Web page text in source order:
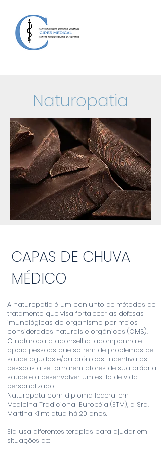
Naturopatia
CAPAS DE CHUVA
MÉDICO
A naturopatia é um conjunto de métodos de
tratamento que visa fortalecer as defesas
imunológicas do organismo por meios
considerados naturais e orgânicos (OMS).
O naturopata aconselha, acompanha e
apoia pessoas que sofrem de problemas de
saúde agudos e/ou crónicos. Incentiva as
pessoas a se tornarem atores de sua própria
saúde e a desenvolver um estilo de vida
personalizado.
Naturopata com diploma federal em
Medicina Tradicional Européia (ETM), a Sra.
Martina Klimt atua há 20 anos.
Ela usa diferentes terapias para ajudar em
situações de: